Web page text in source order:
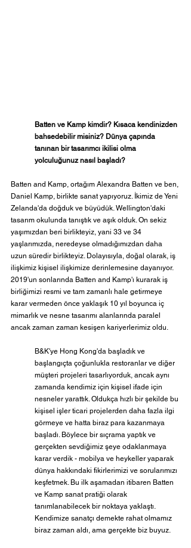
Batten ve Kamp kimdir? Kısaca kendinizden
bahsedebilir misiniz? Dünya çapında
tanınan bir tasarımcı ikilisi olma
yolculuğunuz nasıl başladı?
Batten and Kamp, ortağım Alexandra Batten ve ben,
Daniel Kamp, birlikte sanat yapıyoruz. İkimiz de Yeni
Zelanda'da doğduk ve büyüdük. Wellington'daki
tasarım okulunda tanıştık ve aşık olduk. On sekiz
yaşımızdan beri birlikteyiz, yani 33 ve 34
yaşlarımızda, neredeyse olmadığımızdan daha
uzun süredir birlikteyiz. Dolayısıyla, doğal olarak, iş
ilişkimiz kişisel ilişkimize derinlemesine dayanıyor.
2019'un sonlarında Batten and Kamp'ı kurarak iş
birliğimizi resmi ve tam zamanlı hale getirmeye
karar vermeden önce yaklaşık 10 yıl boyunca iç
mimarlık ve nesne tasarımı alanlarında paralel
ancak zaman zaman kesişen kariyerlerimiz oldu.
B&K'ye Hong Kong'da başladık ve
başlangıçta çoğunlukla restoranlar ve diğer
müşteri projeleri tasarlıyorduk, ancak aynı
zamanda kendimiz için kişisel ifade için
nesneler yarattık. Oldukça hızlı bir şekilde bu
kişisel işler ticari projelerden daha fazla ilgi
görmeye ve hatta biraz para kazanmaya
başladı. Böylece bir sıçrama yaptık ve
gerçekten sevdiğimiz şeye odaklanmaya
karar verdik - mobilya ve heykeller yaparak
dünya hakkındaki fikirlerimizi ve sorularımızı
keşfetmek. Bu ilk aşamadan itibaren Batten
ve Kamp sanat pratiği olarak
tanımlanabilecek bir noktaya yaklaştı.
Kendimize sanatçı demekte rahat olmamız
biraz zaman aldı, ama gerçekte biz buyuz.